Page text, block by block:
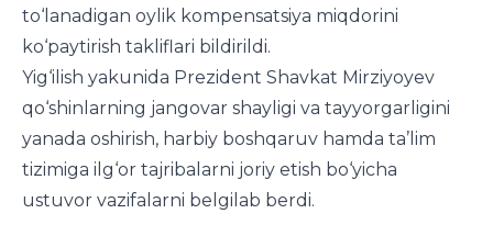
to‘lanadigan oylik kompensatsiya miqdorini
ko‘paytirish takliflari bildirildi.
Yig‘ilish yakunida Prezident Shavkat Mirziyoyev
qo‘shinlarning jangovar shayligi va tayyorgarligini
yanada oshirish, harbiy boshqaruv hamda ta’lim
tizimiga ilg‘or tajribalarni joriy etish bo‘yicha
ustuvor vazifalarni belgilab berdi.